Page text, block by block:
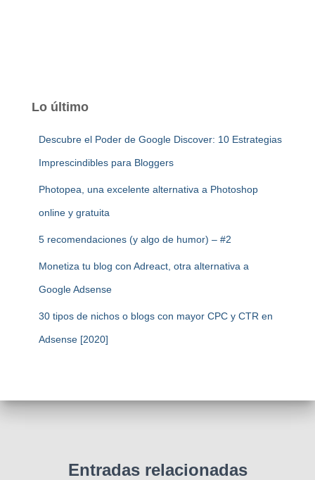
Lo último
Descubre el Poder de Google Discover: 10 Estrategias
Imprescindibles para Bloggers
Photopea, una excelente alternativa a Photoshop
online y gratuita
5 recomendaciones (y algo de humor) – #2
Monetiza tu blog con Adreact, otra alternativa a
Google Adsense
30 tipos de nichos o blogs con mayor CPC y CTR en
Adsense [2020]
Entradas relacionadas